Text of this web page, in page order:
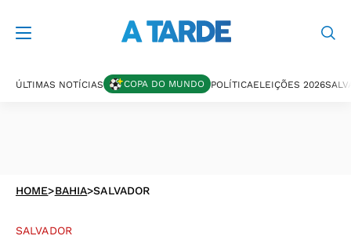
ÚLTIMAS NOTÍCIAS COPA DO MUNDO POLÍTICAELEIÇÕES 2026
HOME>BAHIA>SALVADOR
SALVADOR